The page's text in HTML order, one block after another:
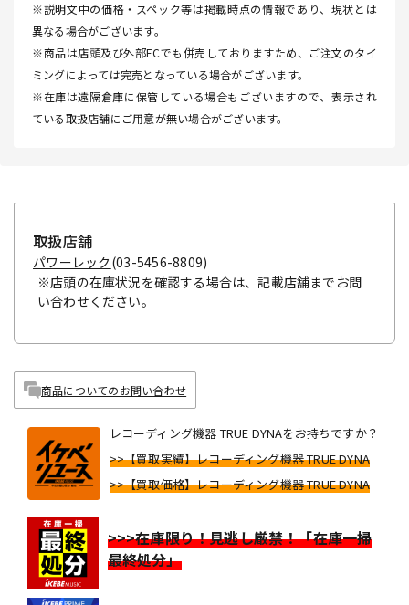
※説明文中の価格・スペック等は掲載時点の情報であり、現状とは
異なる場合がございます。
※商品は店頭及び外部ECでも併売しておりますため、ご注文のタイ
ミングによっては完売となっている場合がございます。
※在庫は遠隔倉庫に保管している場合もございますので、表示され
ている取扱店舗にご用意が無い場合がございます。
取扱店舗
パワーレック (03-5456-8809)
※店頭の在庫状況を確認する場合は、記載店舗までお問
い合わせください。
商品についてのお問い合わせ
レコーディング機器 TRUE DYNAをお持ちですか？
>>【買取実績】レコーディング機器 TRUE DYNA
>>【買取価格】レコーディング機器 TRUE DYNA
>>>在庫限り！見逃し厳禁！「在庫一掃
最終処分」